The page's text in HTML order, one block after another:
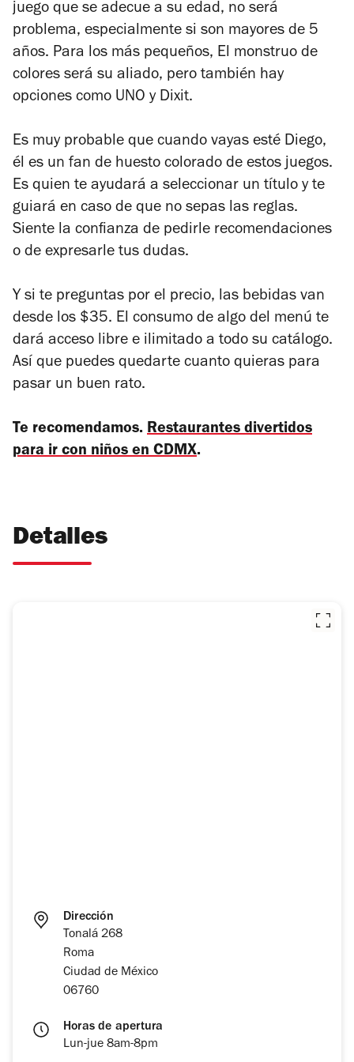
juego que se adecue a su edad, no será
problema, especialmente si son mayores de 5
años. Para los más pequeños, El monstruo de
colores será su aliado, pero también hay
opciones como UNO y Dixit.
Es muy probable que cuando vayas esté Diego,
él es un fan de huesto colorado de estos juegos.
Es quien te ayudará a seleccionar un título y te
guiará en caso de que no sepas las reglas.
Siente la confianza de pedirle recomendaciones
o de expresarle tus dudas.
Y si te preguntas por el precio, las bebidas van
desde los $35. El consumo de algo del menú te
dará acceso libre e ilimitado a todo su catálogo.
Así que puedes quedarte cuanto quieras para
pasar un buen rato.
Te recomendamos. Restaurantes divertidos
para ir con niños en CDMX.
Detalles
Dirección
Tonalá 268
Roma
Ciudad de México
06760
Horas de apertura
Lun-jue 8am-8pm